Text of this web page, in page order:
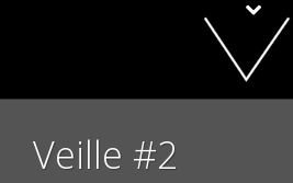
Veille #2